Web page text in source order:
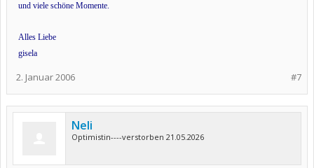
und viele schöne Momente.
Alles Liebe
gisela
#7
2. Januar 2006
Neli
Optimistin----verstorben 21.05.2026